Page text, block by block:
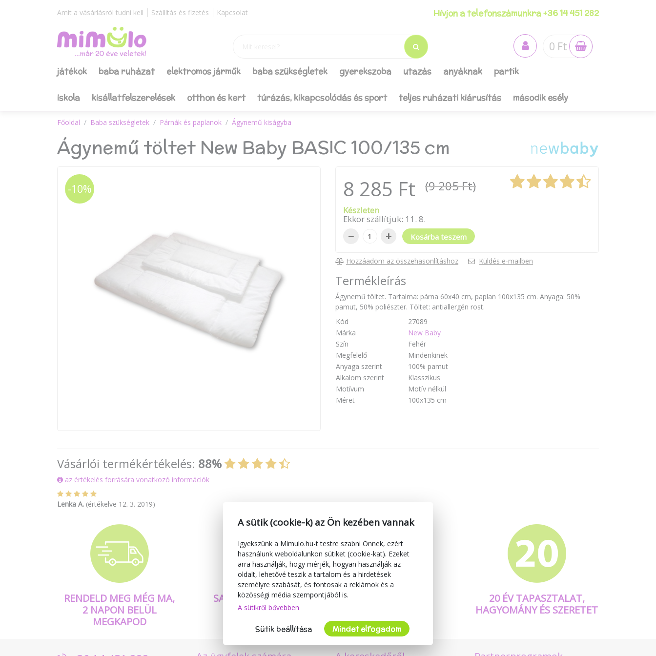
Amit a vásárlásról tudni kell Szállítás és fizetés Kapcsolat Hívjon a telefonszámunkra +36 14 451 282
0 Ft
játékok baba ruházat elektromos járműk baba szükségletek gyerekszoba utazás anyáknak partik
iskola kisállatfelszerelések otthon és kert túrázás, kikapcsolódás és sport teljes ruházati kiárusítás második esély
Főoldal Baba szükségletek Párnák és paplanok Ágynemű kiságyba
Ágynemű töltet New Baby BASIC 100/135 cm
-10% 8 285 Ft (9 205 Ft)
Készleten
Ekkor szállítjuk: 11 . 8.
− + Kosárba teszem
Hozzáadom az összehasonlításhoz Küldés e-mailben
Termékleírás
Ágynemű töltet. Tartalma: párna 60x40 cm, paplan 100x135 cm. Anyaga: 50%
pamut, 50% poliészter. Töltet: antiallergén rost.
Kód
27089
Márka
New Baby
Szín
Fehér
Megfelelő
Mindenkinek
Anyaga szerint
100% pamut
Alkalom szerint
Klasszikus
Motívum
Motív nélkül
Méret
100x135 cm
Vásárlói termékértékelés: 88%
az értékelés forrására vonatkozó információk
Lenka A. (értékelve 12. 3. 2019)
RENDELD MEG MÉG MA,
2 NAPON BELÜL
MEGKAPOD
SAJÁT TERMÉKEKET
KÉSZÍTÜNK
20 ÉV TAPASZTALAT,
HAGYOMÁNY ÉS SZERETET
A sütik (cookie-k) az Ön kezében vannak
Igyekszünk a Mimulo.hu-t testre szabni Önnek, ezért
használunk weboldalunkon sütiket (cookie-kat). Ezeket
arra használják, hogy mérjék, hogyan használják az
oldalt, lehetővé teszik a tartalom és a hirdetések
személyre szabását, és fontosak a reklámok és a
közösségi média szempontjából is.
A sütikről bővebben
Sütik beállítása Mindet elfogadom